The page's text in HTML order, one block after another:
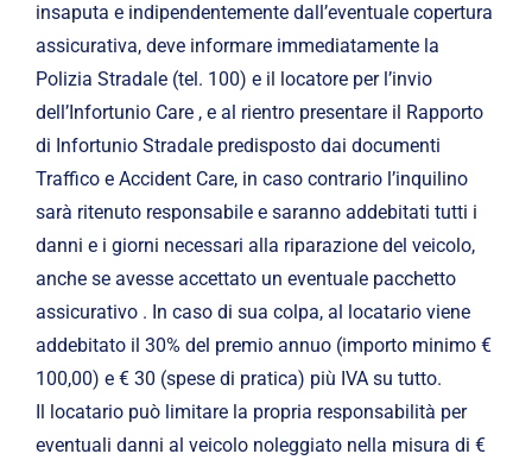
insaputa e indipendentemente dall’eventuale copertura
assicurativa, deve informare immediatamente la
Polizia Stradale (tel. 100) e il locatore per l’invio
dell’Infortunio Care , e al rientro presentare il Rapporto
di Infortunio Stradale predisposto dai documenti
Traffico e Accident Care, in caso contrario l’inquilino
sarà ritenuto responsabile e saranno addebitati tutti i
danni e i giorni necessari alla riparazione del veicolo,
anche se avesse accettato un eventuale pacchetto
assicurativo . In caso di sua colpa, al locatario viene
addebitato il 30% del premio annuo (importo minimo €
100,00) e € 30 (spese di pratica) più IVA su tutto.
Il locatario può limitare la propria responsabilità per
eventuali danni al veicolo noleggiato nella misura di €